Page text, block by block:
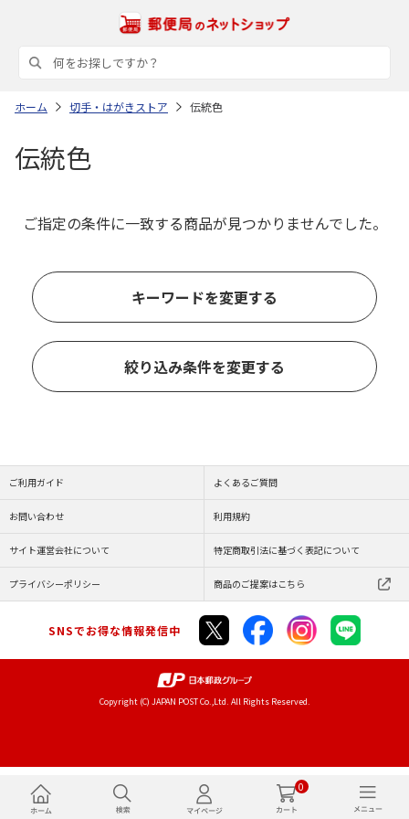
0
ホーム 切手・はがきストア 伝統色
伝統色
ご指定の条件に一致する商品が見つかりませんでした。
キーワードを変更する
絞り込み条件を変更する
ご利用ガイド よくあるご質問
お問い合わせ 利用規約
サイト運営会社について 特定商取引法に基づく表記について
プライバシーポリシー 商品のご提案はこちら
SNSでお得な情報発信中
Copyright (C) JAPAN POST Co.,Ltd. All Rights Reserved.